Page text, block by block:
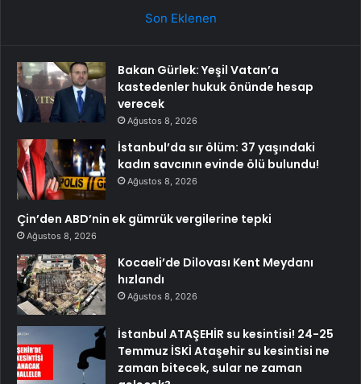
Son Eklenen
Bakan Gürlek: Yeşil Vatan’a
kastedenler hukuk önünde hesap
verecek
Ağustos 8, 2026
İstanbul’da sır ölüm: 37 yaşındaki
kadın savcının evinde ölü bulundu!
Ağustos 8, 2026
Çin’den ABD’nin ek gümrük vergilerine tepki
Ağustos 8, 2026
Kocaeli’de Dilovası Kent Meydanı
hızlandı
Ağustos 8, 2026
İstanbul ATAŞEHİR su kesintisi! 24-25
Temmuz İSKİ Ataşehir su kesintisi ne
zaman bitecek, sular ne zaman